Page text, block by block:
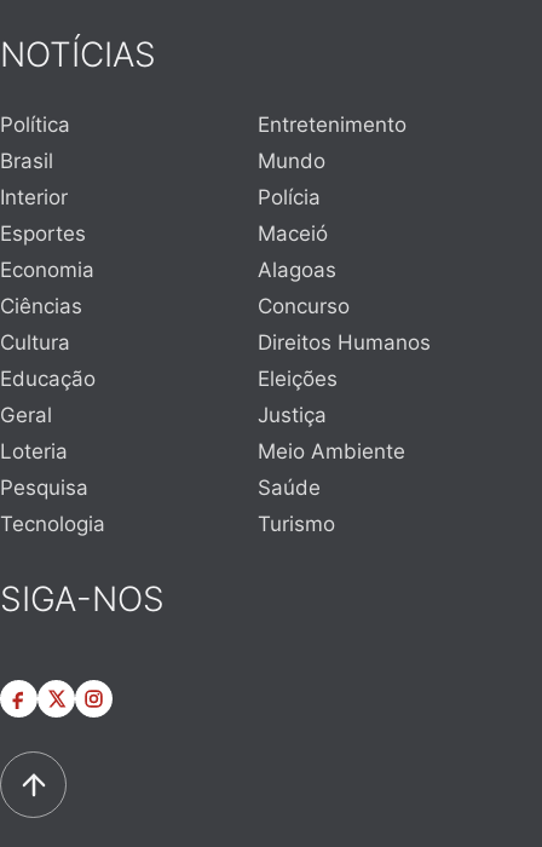
NOTÍCIAS
Política
Entretenimento
Brasil
Mundo
Interior
Polícia
Esportes
Maceió
Economia
Alagoas
Ciências
Concurso
Cultura
Direitos Humanos
Educação
Eleições
Geral
Justiça
Loteria
Meio Ambiente
Pesquisa
Saúde
Tecnologia
Turismo
SIGA-NOS